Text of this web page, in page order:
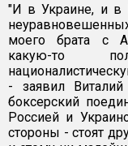
"И в Украине, и в
моего брата с
какую-то
- заявил Виталий
боксерский
Россией и
стороны - стоят